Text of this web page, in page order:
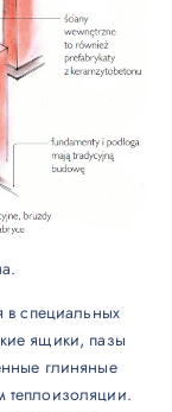
в специальных
ящики, пазы
глиняные
теплоизоляции.